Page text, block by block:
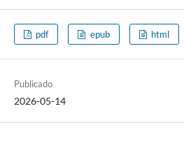
pdf epub html
Publicado
2026-05-14